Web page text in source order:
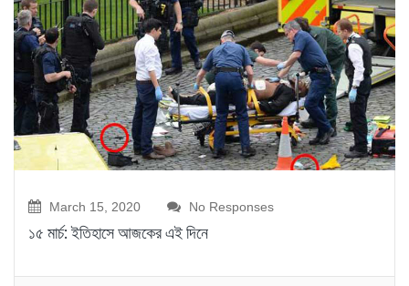
March 15, 2020 No Responses
১৫ মার্চ: ইতিহাসে আজকের এই দিনে